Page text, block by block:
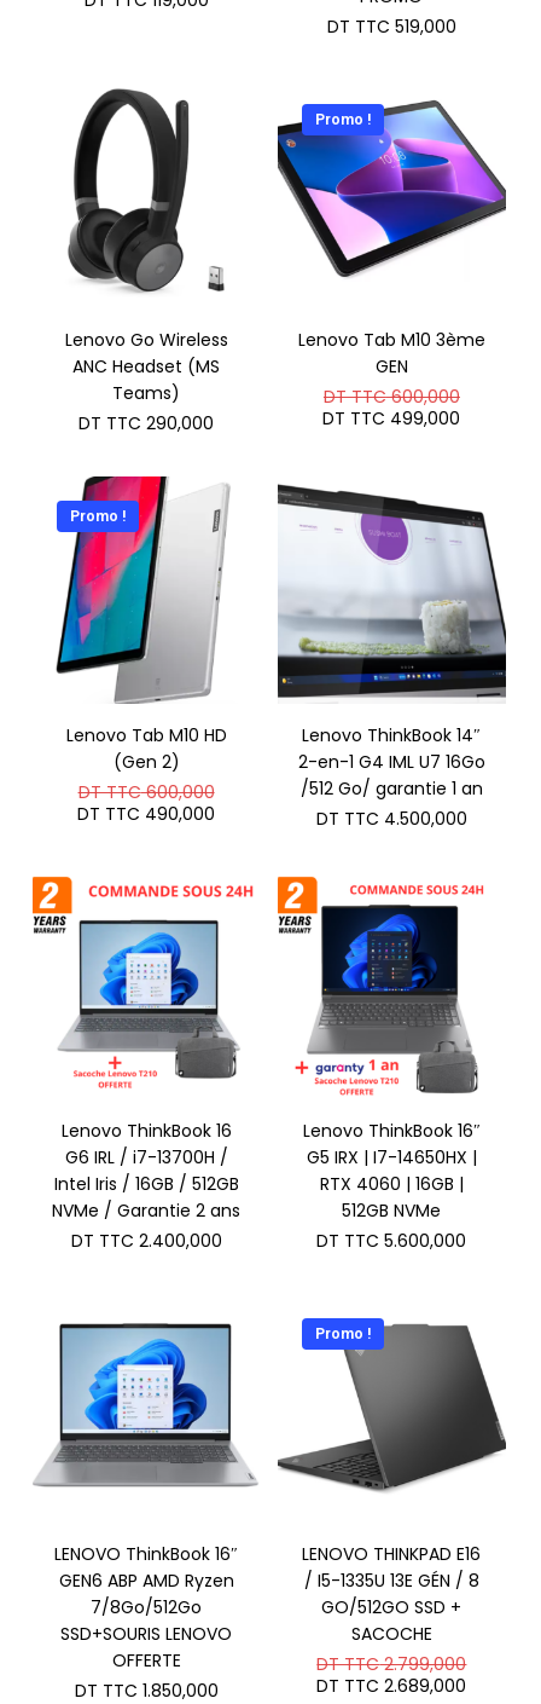
DT TTC 519,000
Lenovo Go Wireless
ANC Headset (MS
Teams)
DT TTC 290,000
Promo !
Lenovo Tab M10 3ème
GEN
DT TTC600,000Le
prix
DT TTC 499,000
TTC
Promo !
Lenovo Tab M10 HD
(Gen 2)
DT TTC600,000Le
prix
TTC 600,000.
DT TTC 490,000
DT
TTC 490,000.
Lenovo ThinkBook 14″
2-en-1 G4 IML U7 16Go
/512 Go/ garantie 1 an
DT TTC 4.500,000
Lenovo ThinkBook 16
G6 IRL / i7-13700H /
Intel Iris / 16GB / 512GB
NVMe / Garantie 2 ans
DT TTC 2.400,000
Lenovo ThinkBook 16″
G5 IRX | I7-14650HX |
RTX 4060 | 16GB |
512GB NVMe
DT TTC 5.600,000
LENOVO ThinkBook 16″
GEN6 ABP AMD Ryzen
7/8Go/512Go
SSD+SOURIS LENOVO
OFFERTE
DT TTC 1.850,000
Promo !
LENOVO THINKPAD E16
/ I5-1335U 13E GÉN / 8
GO/512GO SSD +
SACOCHE
DT TTC2.799,000Le
DT TTC 2.689,000